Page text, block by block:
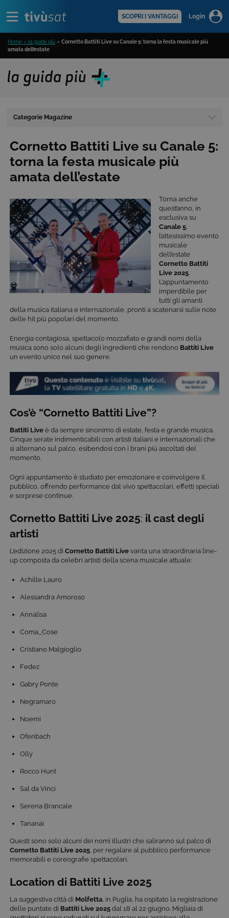
SCOPRI I VANTAGGI Login
Home » la guida più » Cornetto Battiti Live su Canale 5: torna la festa musicale più
amata dell’estate
Categorie Magazine
Cornetto Battiti Live su Canale 5:
torna la festa musicale più
amata dell’estate
Torna anche
quest’anno, in
esclusiva su
Canale 5
l’attesissimo evento
musicale
dell’estate
Cornetto Battiti
Live 2025
L’appuntamento
imperdibile per
tutti gli amanti
della musica italiana e internazionale, pronti a scatenarsi sulle note
delle hit più popolari del momento.
Energia contagiosa, spettacolo mozzafiato e grandi nomi della
musica sono solo alcuni degli ingredienti che rendono Battiti Live
un evento unico nel suo genere.
Cos’è “Cornetto Battiti Live”?
Battiti Live è da sempre sinonimo di estate, festa e grande musica.
Cinque serate indimenticabili con artisti italiani e internazionali che
si alternano sul palco, esibendosi con i brani più ascoltati del
momento.
Ogni appuntamento è studiato per emozionare e coinvolgere il
pubblico, offrendo performance dal vivo spettacolari, effetti speciali
e sorprese continue.
Cornetto Battiti Live 2025: il cast degli
artisti
L’edizione 2025 di Cornetto Battiti Live vanta una straordinaria line-
up composta da celebri artisti della scena musicale attuale:
Achille Lauro
Alessandra Amoroso
Annalisa
Coma_Cose
Cristiano Malgioglio
Fedez
Gabry Ponte
Negramaro
Noemi
Ofenbach
Olly
Rocco Hunt
Sal da Vinci
Serena Brancale
Tananai
Questi sono solo alcuni dei nomi illustri che saliranno sul palco di
Cornetto Battiti Live 2025 , per regalare al pubblico performance
memorabili e coreografie spettacolari.
Location di Battiti Live 2025
La suggestiva città di Molfetta , in Puglia, ha ospitato la registrazione
delle puntate di Battiti Live 2025 dal 18 al 22 giugno. Migliaia di